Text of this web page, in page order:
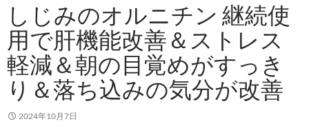
しじみのオルニチン 継続使
用で肝機能改善＆ストレス
軽減＆朝の目覚めがすっき
り＆落ち込みの気分が改善
2024年10月7日